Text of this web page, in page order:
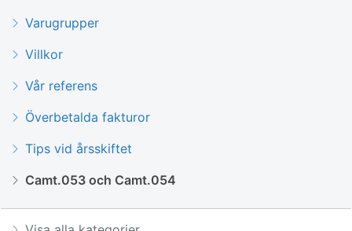
Varugrupper
Villkor
Vår referens
Överbetalda fakturor
Tips vid årsskiftet
Camt.053 och Camt.054